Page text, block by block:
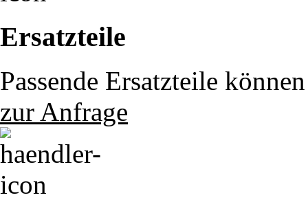
Ersatzteile
Passende Ersatzteile
zur Anfrage